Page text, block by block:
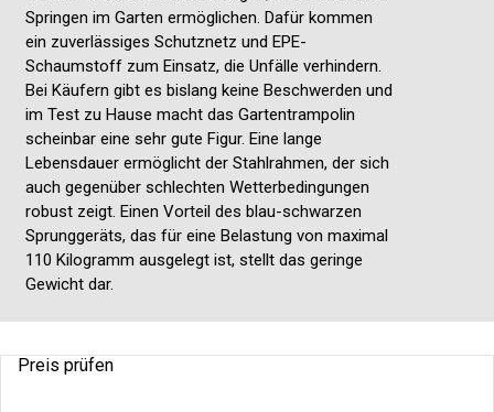
Springen im Garten ermöglichen. Dafür kommen
ein zuverlässiges Schutznetz und EPE-
Schaumstoff zum Einsatz, die Unfälle verhindern.
Bei Käufern gibt es bislang keine Beschwerden und
im Test zu Hause macht das Gartentrampolin
scheinbar eine sehr gute Figur. Eine lange
Lebensdauer ermöglicht der Stahlrahmen, der sich
auch gegenüber schlechten Wetterbedingungen
robust zeigt. Einen Vorteil des blau-schwarzen
Sprunggeräts, das für eine Belastung von maximal
110 Kilogramm ausgelegt ist, stellt das geringe
Gewicht dar.
Preis prüfen